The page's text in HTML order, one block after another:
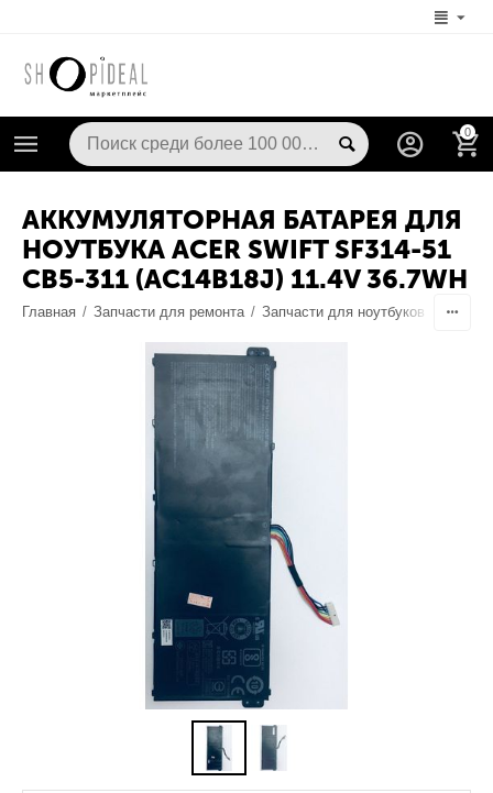
0
АККУМУЛЯТОРНАЯ БАТАРЕЯ ДЛЯ
НОУТБУКА ACER SWIFT SF314-51
CB5-311 (AC14B18J) 11.4V 36.7WH
Главная / Запчасти для ремонта / Запчасти для ноутбуков